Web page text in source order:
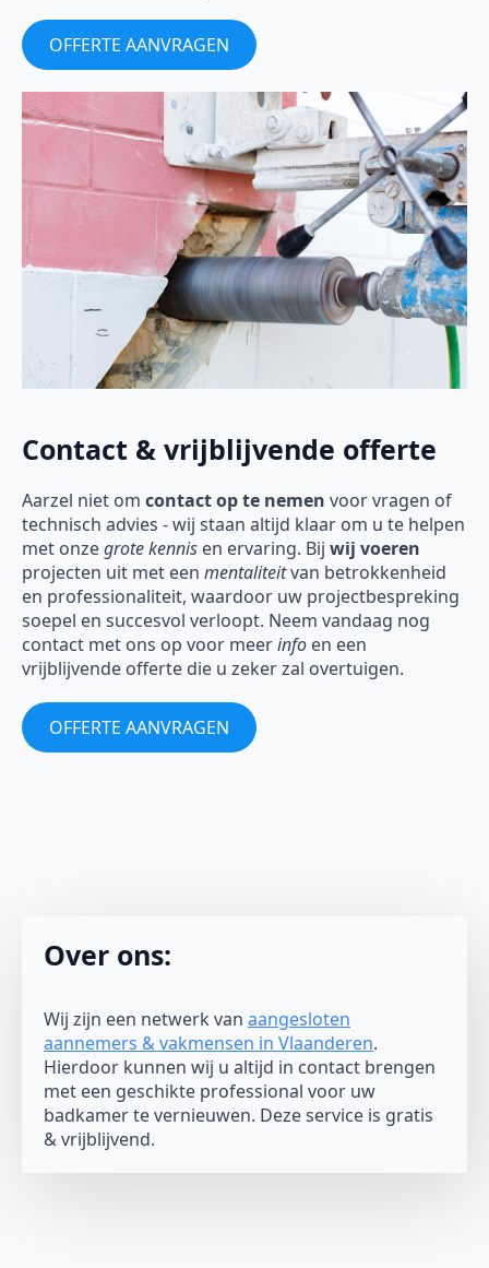
OFFERTE AANVRAGEN
Contact & vrijblijvende offerte
Aarzel niet om contact op te nemen voor vragen of
technisch advies - wij staan altijd klaar om u te helpen
met onzegrote kennis en ervaring. Bij wij voeren
projecten uit met een mentaliteitvan betrokkenheid
en professionaliteit, waardoor uw projectbespreking
soepel en succesvol verloopt. Neem vandaag nog
contact met ons op voor meerinfo en een
vrijblijvende offerte die u zeker zal overtuigen.
OFFERTE AANVRAGEN
Over ons:
Wij zijn een netwerk van aangesloten
aannemers & vakmensen in Vlaanderen.
Hierdoor kunnen wij u altijd in contact brengen
met een geschikte professional voor uw
badkamer te vernieuwen. Deze service is gratis
& vrijblijvend.